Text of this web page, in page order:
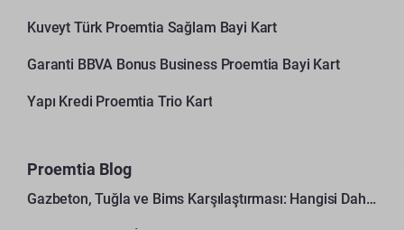
Kuveyt Türk Proemtia Sağlam Bayi Kart
Garanti BBVA Bonus Business Proemtia Bayi Kart
Yapı Kredi Proemtia Trio Kart
Proemtia Blog
Gazbeton, Tuğla ve Bims Karşılaştırması: Hangisi Daha Avantajlı?